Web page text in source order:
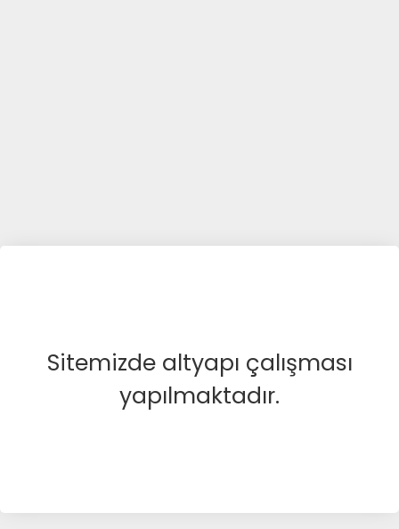
Sitemizde altyapı çalışması
yapılmaktadır.